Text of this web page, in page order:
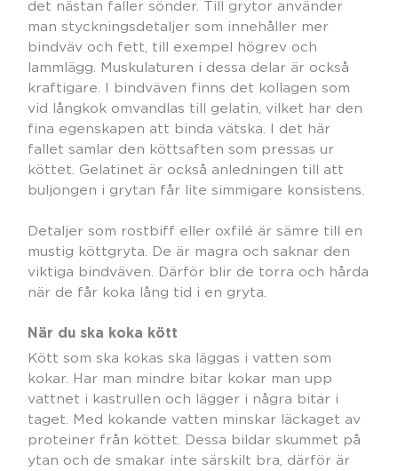
det nästan faller sönder. Till grytor använder
man styckningsdetaljer som innehåller mer
bindväv och fett, till exempel högrev och
lammlägg. Muskulaturen i dessa delar är också
kraftigare. I bindväven finns det kollagen som
vid långkok omvandlas till gelatin, vilket har den
fina egenskapen att binda vätska. I det här
fallet samlar den köttsaften som pressas ur
köttet. Gelatinet är också anledningen till att
buljongen i grytan får lite simmigare konsistens.
Detaljer som rostbiff eller oxfilé är sämre till en
mustig köttgryta. De är magra och saknar den
viktiga bindväven. Därför blir de torra och hårda
när de får koka lång tid i en gryta.
När du ska koka kött
Kött som ska kokas ska läggas i vatten som
kokar. Har man mindre bitar kokar man upp
vattnet i kastrullen och lägger i några bitar i
taget. Med kokande vatten minskar läckaget av
proteiner från köttet. Dessa bildar skummet på
ytan och de smakar inte särskilt bra, därför är